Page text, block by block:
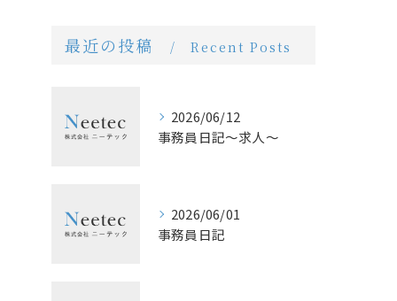
最近の投稿 Recent Posts
2026/06/12
事務員日記〜求人〜
2026/06/01
事務員日記